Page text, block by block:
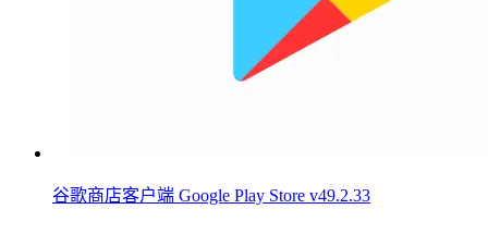
谷歌商店客户端 Google Play Store v49.2.33